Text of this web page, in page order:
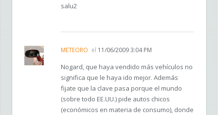
salu2
METEORO el 11/06/2009 3:04 PM
Nogard, que haya vendido más vehículos no
significa que le haya ido mejor. Además
fijate que la clave pasa porque el mundo
(sobre todo EE.UU.) pide autos chicos
(económicos en materia de consumo), donde